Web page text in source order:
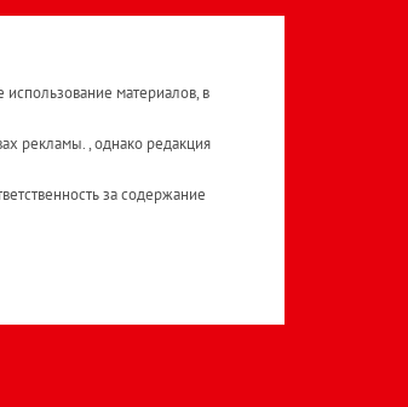
материалов, в
рекламы. , однако редакция
за содержание